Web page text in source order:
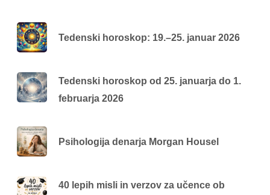
Tedenski horoskop: 19.–25. januar 2026
Tedenski horoskop od 25. januarja do 1.
februarja 2026
Psihologija denarja Morgan Housel
40 lepih misli in verzov za učence ob